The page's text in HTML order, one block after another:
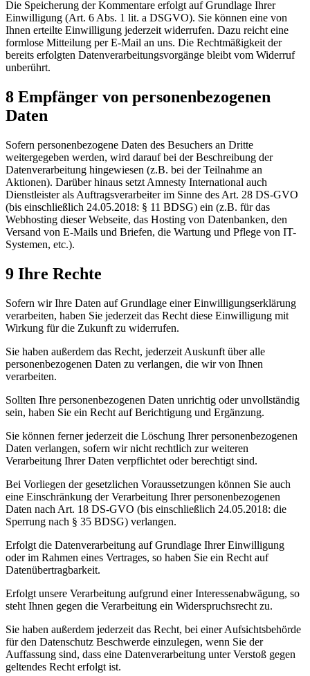
Die Speicherung der Kommentare erfolgt auf Grundlage Ihrer
Einwilligung (Art. 6 Abs. 1 lit. a DSGVO). Sie können eine von
Ihnen erteilte Einwilligung jederzeit widerrufen. Dazu reicht eine
formlose Mitteilung per E-Mail an uns. Die Rechtmäßigkeit der
bereits erfolgten Datenverarbeitungsvorgänge bleibt vom Widerruf
unberührt.
8 Empfänger von personenbezogenen
Daten
Sofern personenbezogene Daten des Besuchers an Dritte
weitergegeben werden, wird darauf bei der Beschreibung der
Datenverarbeitung hingewiesen (z.B. bei der Teilnahme an
Aktionen). Darüber hinaus setzt Amnesty International auch
Dienstleister als Auftragsverarbeiter im Sinne des Art. 28 DS-GVO
(bis einschließlich 24.05.2018: § 11 BDSG) ein (z.B. für das
Webhosting dieser Webseite, das Hosting von Datenbanken, den
Versand von E-Mails und Briefen, die Wartung und Pflege von IT-
Systemen, etc.).
9 Ihre Rechte
Sofern wir Ihre Daten auf Grundlage einer Einwilligungserklärung
verarbeiten, haben Sie jederzeit das Recht diese Einwilligung mit
Wirkung für die Zukunft zu widerrufen.
Sie haben außerdem das Recht, jederzeit Auskunft über alle
personenbezogenen Daten zu verlangen, die wir von Ihnen
verarbeiten.
Sollten Ihre personenbezogenen Daten unrichtig oder unvollständig
sein, haben Sie ein Recht auf Berichtigung und Ergänzung.
Sie können ferner jederzeit die Löschung Ihrer personenbezogenen
Daten verlangen, sofern wir nicht rechtlich zur weiteren
Verarbeitung Ihrer Daten verpflichtet oder berechtigt sind.
Bei Vorliegen der gesetzlichen Voraussetzungen können Sie auch
eine Einschränkung der Verarbeitung Ihrer personenbezogenen
Daten nach Art. 18 DS-GVO (bis einschließlich 24.05.2018: die
Sperrung nach § 35 BDSG) verlangen.
Erfolgt die Datenverarbeitung auf Grundlage Ihrer Einwilligung
oder im Rahmen eines Vertrages, so haben Sie ein Recht auf
Datenübertragbarkeit.
Erfolgt unsere Verarbeitung aufgrund einer Interessenabwägung, so
steht Ihnen gegen die Verarbeitung ein Widerspruchsrecht zu.
Sie haben außerdem jederzeit das Recht, bei einer Aufsichtsbehörde
für den Datenschutz Beschwerde einzulegen, wenn Sie der
Auffassung sind, dass eine Datenverarbeitung unter Verstoß gegen
geltendes Recht erfolgt ist.